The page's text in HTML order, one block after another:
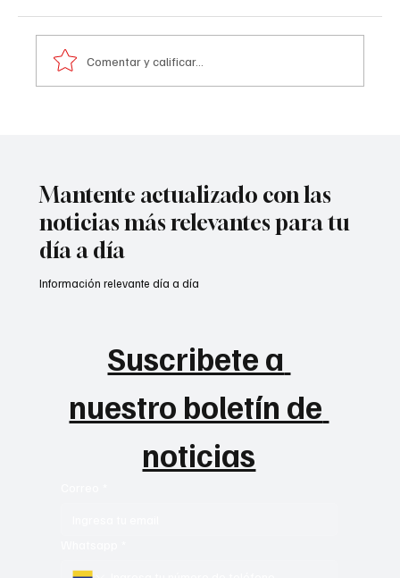
Comentar y calificar...
Mantente actualizado con las
noticias más relevantes para tu
día a día
Suscribete a
nuestro boletín de
noticias
Información relevante día a día